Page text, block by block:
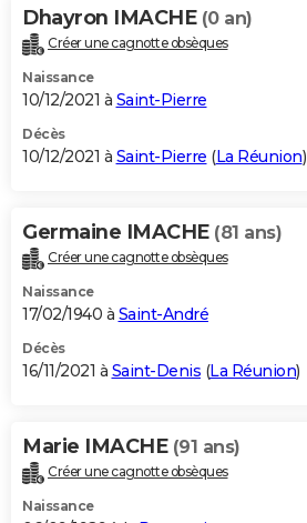
Dhayron IMACHE (0 an)
Créer une cagnotte obsèques
Naissance
10/12/2021 à Saint-Pierre
Décès
10/12/2021 à Saint-Pierre (La Réunion)
Germaine IMACHE (81 ans)
Créer une cagnotte obsèques
Naissance
17/02/1940 à Saint-André
Décès
16/11/2021 à Saint-Denis (La Réunion)
Marie IMACHE (91 ans)
Créer une cagnotte obsèques
Naissance